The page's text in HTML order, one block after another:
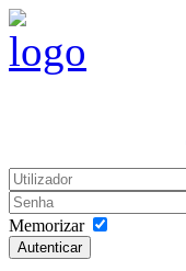
Memorizar
Autenticar